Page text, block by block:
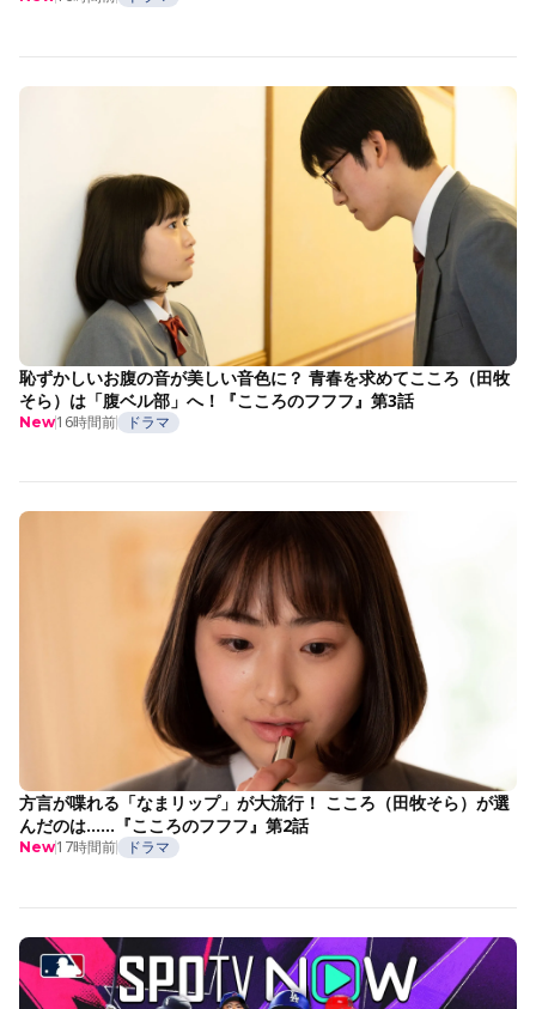
恥ずかしいお腹の音が美しい音色に？ 青春を求めてこころ（田牧
そら）は「腹ベル部」へ！『こころのフフフ』第3話
New16時間前 ドラマ
方言が喋れる「なまリップ」が大流行！ こころ（田牧そら）が選
んだのは……『こころのフフフ』第2話
New17時間前 ドラマ